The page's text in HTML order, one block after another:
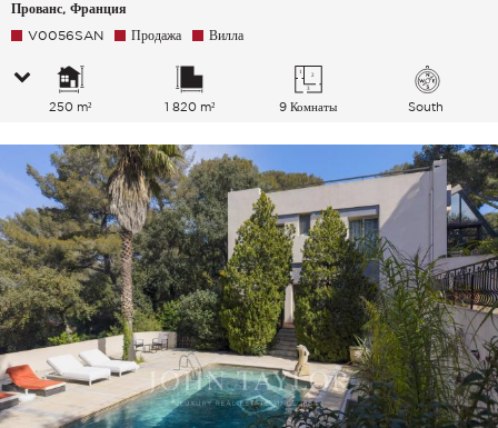
Прованс, Франция
V0056SAN Продажа Вилла
250 m² 1 820 m² 9 Комнаты South